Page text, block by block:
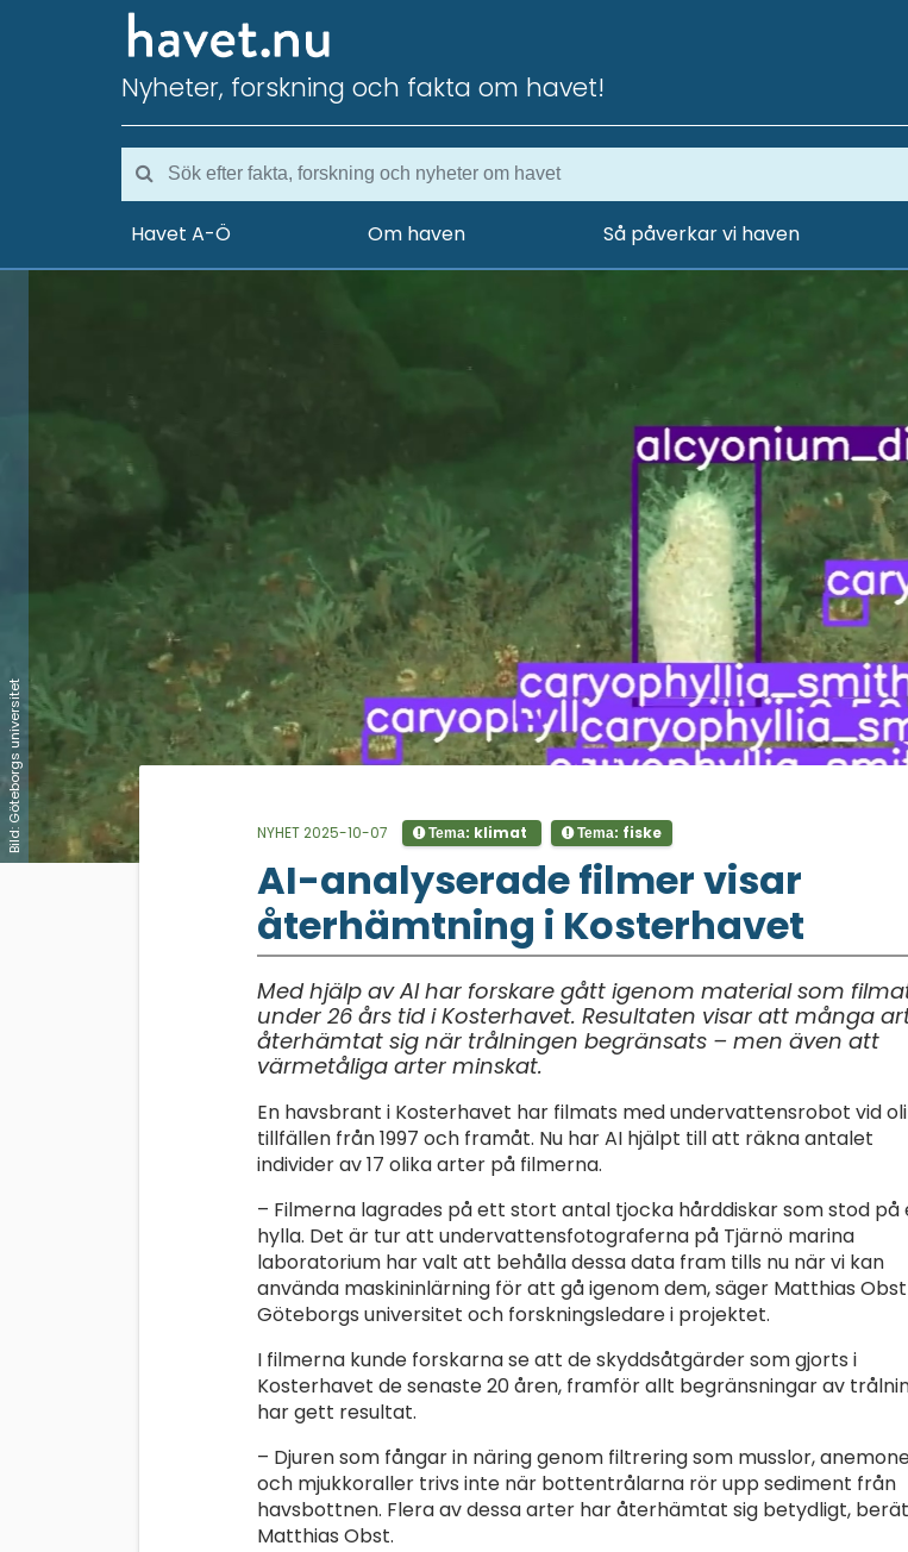
Nyheter, forskning och fakta om havet!
Havet A-Ö Om haven Så påverkar vi haven
Bild: Göteborgs universitet NYHET 2025-10-07 Tema: klimat Tema: fiske
AI-analyserade filmer visar
återhämtning i Kosterhavet
Med hjälp av AI har forskare gått igenom material som
under 26 års tid i Kosterhavet. Resultaten visar att många
återhämtat sig när trålningen begränsats – men även att
värmetåliga arter minskat.
En havsbrant i Kosterhavet har filmats med undervattensrobot vid
tillfällen från 1997 och framåt. Nu har AI hjälpt till att räkna antalet
individer av 17 olika arter på filmerna.
– Filmerna lagrades på ett stort antal tjocka hårddiskar som stod på
hylla. Det är tur att undervattensfotograferna på Tjärnö marina
laboratorium har valt att behålla dessa data fram tills nu när vi kan
använda maskininlärning för att gå igenom dem, säger Matthias
Göteborgs universitet och forskningsledare i projektet.
I filmerna kunde forskarna se att de skyddsåtgärder som gjorts i
Kosterhavet de senaste 20 åren, framför allt begränsningar av
har gett resultat.
– Djuren som fångar in näring genom filtrering som musslor,
och mjukkoraller trivs inte när bottentrålarna rör upp sediment från
havsbottnen. Flera av dessa arter har återhämtat sig betydligt,
Matthias Obst.